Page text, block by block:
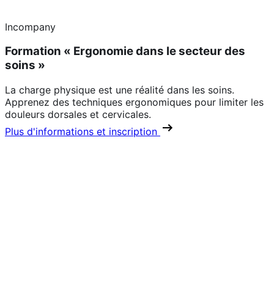
Incompany
Formation « Ergonomie dans le secteur des
soins »
La charge physique est une réalité dans les soins.
Apprenez des techniques ergonomiques pour limiter les
douleurs dorsales et cervicales.
Plus d'informations et inscription